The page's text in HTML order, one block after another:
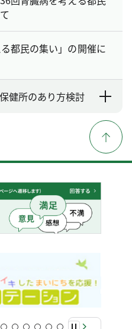
都民の集い」の開催に
健所のあり方検討